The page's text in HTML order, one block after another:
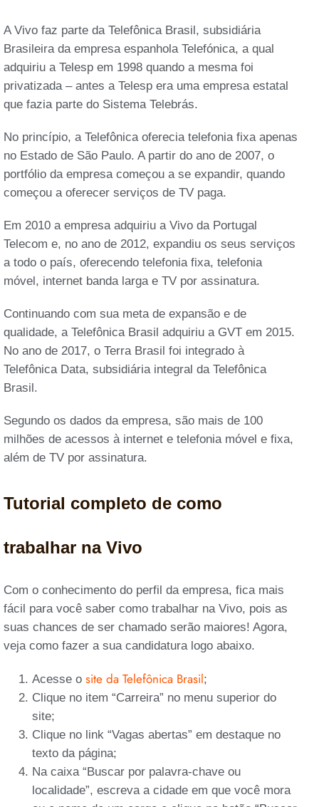
A Vivo faz parte da Telefônica Brasil, subsidiária
Brasileira da empresa espanhola Telefónica, a qual
adquiriu a Telesp em 1998 quando a mesma foi
privatizada – antes a Telesp era uma empresa estatal
que fazia parte do Sistema Telebrás.
No princípio, a Telefônica oferecia telefonia fixa apenas
no Estado de São Paulo. A partir do ano de 2007, o
portfólio da empresa começou a se expandir, quando
começou a oferecer serviços de TV paga.
Em 2010 a empresa adquiriu a Vivo da Portugal
Telecom e, no ano de 2012, expandiu os seus serviços
a todo o país, oferecendo telefonia fixa, telefonia
móvel, internet banda larga e TV por assinatura.
Continuando com sua meta de expansão e de
qualidade, a Telefônica Brasil adquiriu a GVT em 2015.
No ano de 2017, o Terra Brasil foi integrado à
Telefônica Data, subsidiária integral da Telefônica
Brasil.
Segundo os dados da empresa, são mais de 100
milhões de acessos à internet e telefonia móvel e fixa,
além de TV por assinatura.
Tutorial completo de como
trabalhar na Vivo
Com o conhecimento do perfil da empresa, fica mais
fácil para você saber como trabalhar na Vivo, pois as
suas chances de ser chamado serão maiores! Agora,
veja como fazer a sua candidatura logo abaixo.
Acesse o site da Telefônica Brasil;
Clique no item “Carreira” no menu superior do
site;
Clique no link “Vagas abertas” em destaque no
texto da página;
Na caixa “Buscar por palavra-chave ou
localidade”, escreva a cidade em que você mora